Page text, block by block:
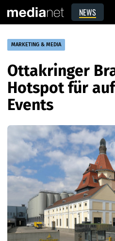
NEWS
MARKETING & MEDIA
Ottakringer
Hotspot für
Events